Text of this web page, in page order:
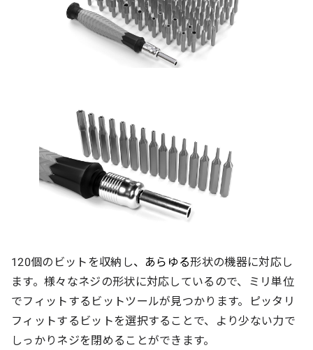
120個のビットを収納し、あらゆる形状の機器に対応し
ます。様々なネジの形状に対応しているので、ミリ単位
でフィットするビットツールが見つかります。ピッタリ
フィットするビットを選択することで、より少ない力で
しっかりネジを閉めることができます。